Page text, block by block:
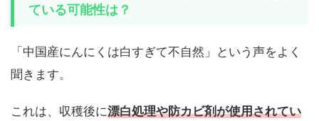
ている可能性は？
「中国産にんにくは白すぎて不自然」という声をよく
聞きます。
これは、収穫後に漂白処理や防カビ剤が使用されてい